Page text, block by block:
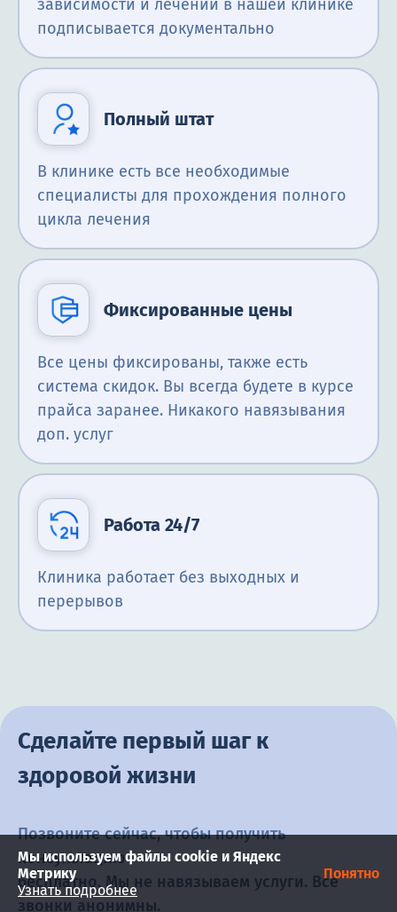
зависимости и лечении в нашей клинике
подписывается документально
Полный штат
В клинике есть все необходимые
специалисты для прохождения полного
цикла лечения
Фиксированные цены
Все цены фиксированы, также есть
система скидок. Вы всегда будете в курсе
прайса заранее. Никакого навязывания
доп. услуг
Работа 24/7
Клиника работает без выходных и
перерывов
Сделайте первый шаг к
здоровой жизни
Позвоните сейчас, чтобы получить
консультацию
бесплатно. Мы не навязываем услуги. Все
звонки анонимны.
Мы используем файлы cookie и Яндекс
Метрику
Узнать подробнее
Понятно